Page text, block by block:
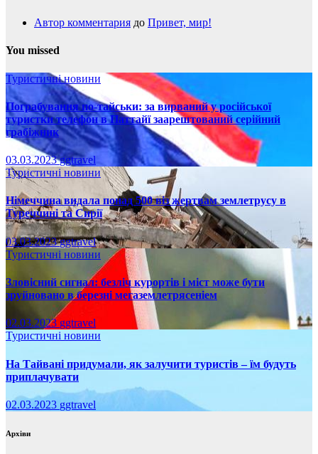
Автор комментария до Привет, мир!
You missed
Туристичні новини
Пограбування по-тайськи: за вирваний у російської
туристки телефон в Паттайї заарештований серійний
грабіжник
03.03.2023ggtravel
Туристичні новини
Німеччина видала понад 500 віз жертвам землетрусу в
Туреччині та Сирії
03.03.2023ggtravel
Туристичні новини
Зловісний сигнал: безліч курортів і міст може бути
зруйновано в березні мегаземлетрясеніем
02.03.2023 ggtravel
Туристичні новини
На Тайвані придумали, як залучити туристів – їм будуть
приплачувати
02.03.2023 ggtravel
Архіви